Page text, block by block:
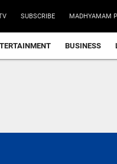
SUBSCRIBE MADHYAMAM
BUSINESS